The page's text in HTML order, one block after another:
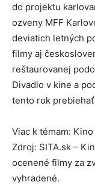
do projektu
ozveny MFF
deviatich letných
filmy aj
reštaurovanej
Divadlo v kine a
tento rok
Viac k témam:
Zdroj: SITA.sk –
ocenené filmy za
vyhradené.